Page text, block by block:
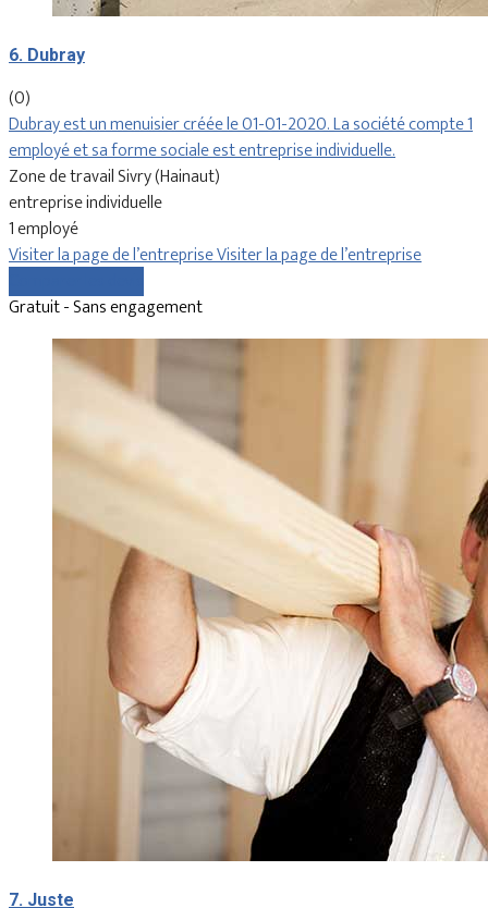
6. Dubray
(0)
Dubray est un menuisier créée le 01-01-2020. La société compte 1
employé et sa forme sociale est entreprise individuelle.
Zone de travail Sivry (Hainaut)
entreprise individuelle
1 employé
Visiter la page de l’entrepriseVisiter la page de l’entreprise
Gratuit - Sans engagement
7. Juste